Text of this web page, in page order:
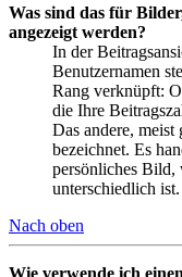
Was sind das für
angezeigt werden?
In der
Benutzernamen
Rang verknüpft:
die Ihre
Das andere,
bezeichnet. Es
persönliches Bild,
unterschiedlich ist.
Nach oben
Wie verwende ich